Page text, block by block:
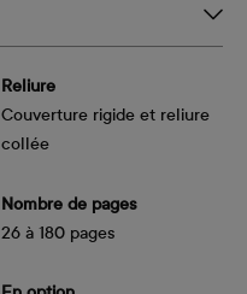
Reliure
Couverture rigide et reliure
collée
Nombre de pages
26 à 180 pages